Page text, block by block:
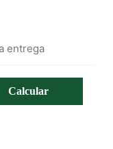
entrega